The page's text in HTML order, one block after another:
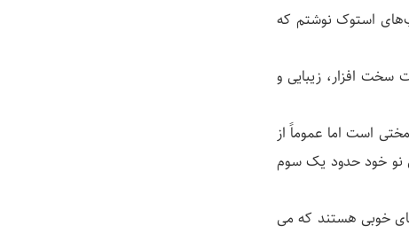
استوک نوشتم که
سخت افزار، زیبایی و
است اما عموماً از
نو خود حدود یک سوم
خوبی هستند که می